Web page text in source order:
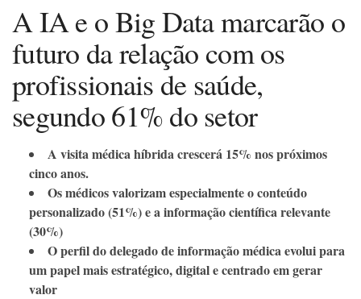
A IA e o Big Data marcarão o
futuro da relação com os
profissionais de saúde,
segundo 61% do setor
A visita médica híbrida crescerá 15% nos próximos
cinco anos.
Os médicos valorizam especialmente o conteúdo
personalizado (51%) e a informação científica relevante
(30%)
O perfil do delegado de informação médica evolui para
um papel mais estratégico, digital e centrado em gerar
valor